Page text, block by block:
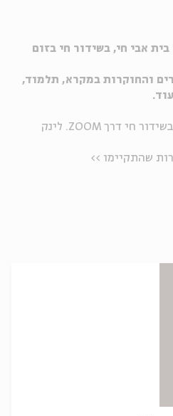
אבי חי, בשידור חי בזום
והחוקרות במקרא, תלמוד,
ההרשמה לצפייה בשיעורים בשידור חי דרך ZOOM. לינק